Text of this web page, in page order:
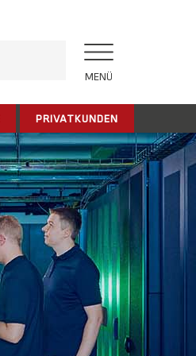
MENÜ
PRIVATKUNDEN